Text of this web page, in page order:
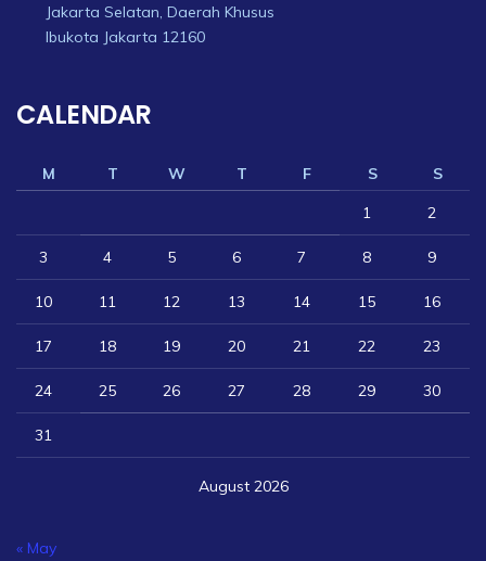
Jakarta Selatan, Daerah Khusus
Ibukota Jakarta 12160
CALENDAR
August 2026
M T W T F S
S
1
2
3 4 5 6 7 8 9
10 11 12 13 14 15 16
17 18 19 20 21 22 23
24 25 26 27 28 29 30
31
« May